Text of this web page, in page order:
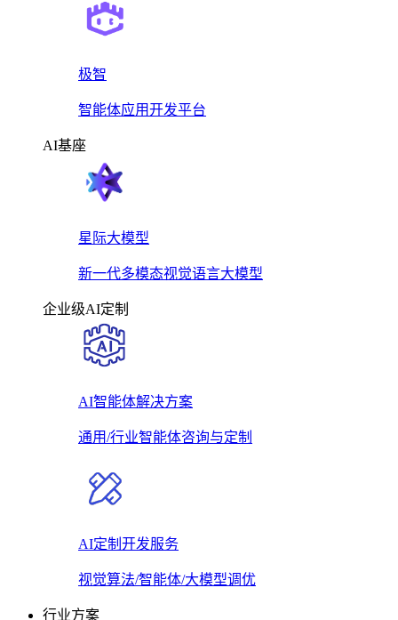
极智
智能体应用开发平台
AI基座
星际大模型
新一代多模态视觉语言大模型
企业级AI定制
AI智能体解决方案
通用/行业智能体咨询与定制
AI定制开发服务
视觉算法/智能体/大模型调优
行业方案